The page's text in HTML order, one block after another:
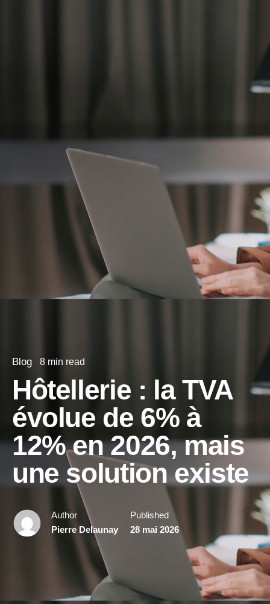
Blog 8 min read
Hôtellerie : la TVA
évolue de 6% à
12% en 2026, mais
une solution existe
Author
Pierre Delaunay
Published
28 mai 2026